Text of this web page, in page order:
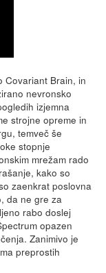
Covariant Brain, in
nevronsko
izjemna
strojne opreme in
temveč še
stopnje
mrežam rado
kako so
zaenkrat poslovna
da ne gre za
rabo doslej
opazen
Zanimivo je
preprostih